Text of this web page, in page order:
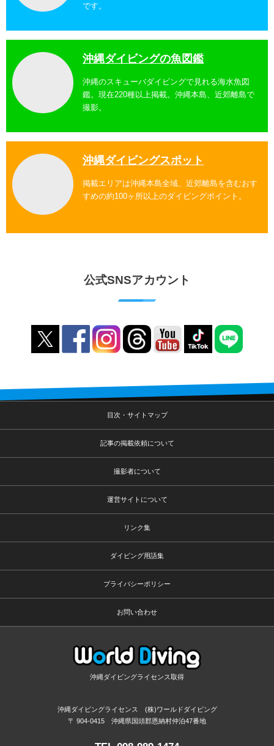
です。
沖縄ダイビングの魚図鑑
沖縄のスキューバダイビングで見れる海水魚図
鑑。現在220種以上掲載。沖縄本島、近郊離島で
撮影。
沖縄ダイビングスポット
掲載エリアは沖縄本島全域、近郊離島を含むおす
すめの約100ヶ所以上のダイビングポイント。
公式SNSアカウント
目次・サイトマップ
記事の掲載依頼について
撮影者について
運営サイトについて
リンク集
ダイビング用語集
プライバシーポリシー
お問い合わせ
沖縄ダイビングライセンス取得
沖縄ダイビングライセンス (株)ワールドダイビング
〒 904-0415 沖縄県国頭郡恩納村仲泊47番地